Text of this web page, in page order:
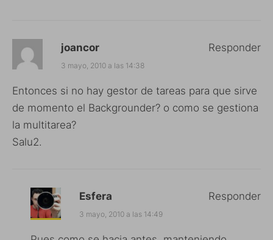
joancor
3 mayo, 2010 a las 14:38
Entonces si no hay gestor de tareas para que sirve
de momento el Backgrounder? o como se gestiona
la multitarea?
Salu2.
Responder
Esfera
3 mayo, 2010 a las 14:49
Responder